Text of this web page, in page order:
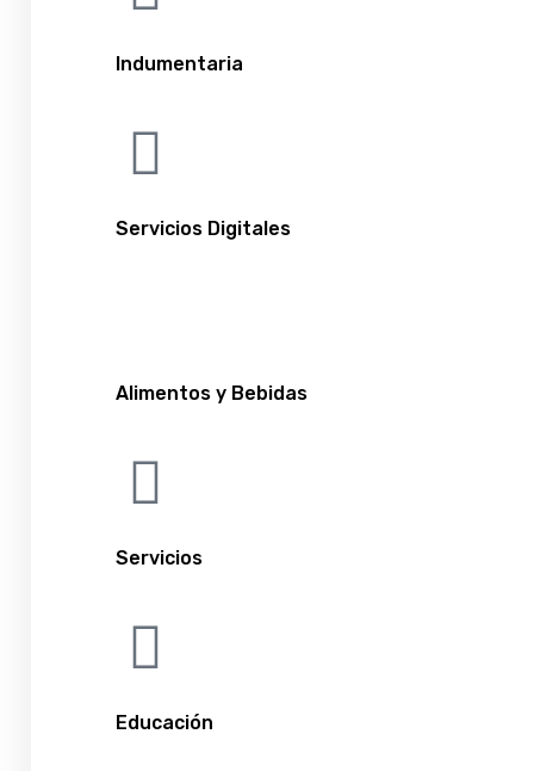
Indumentaria
Servicios Digitales
Alimentos y Bebidas
Servicios
Educación